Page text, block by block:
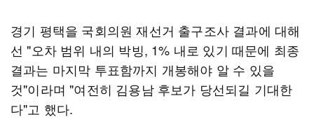
경기 평택을 국회의원 재선거 출구조사 결과에 대해
선 "오차 범위 내의 박빙, 1% 내로 있기 때문에 최종
결과는 마지막 투표함까지 개봉해야 알 수 있을
것"이라며 "여전히 김용남 후보가 당선되길 기대한
다"고 했다.